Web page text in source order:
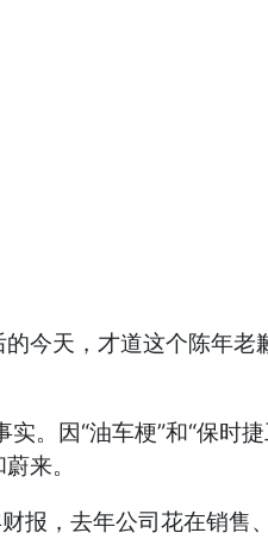
今天，才道这个陈年
。因“油车梗”和“保时
来。
报，去年公司花在销